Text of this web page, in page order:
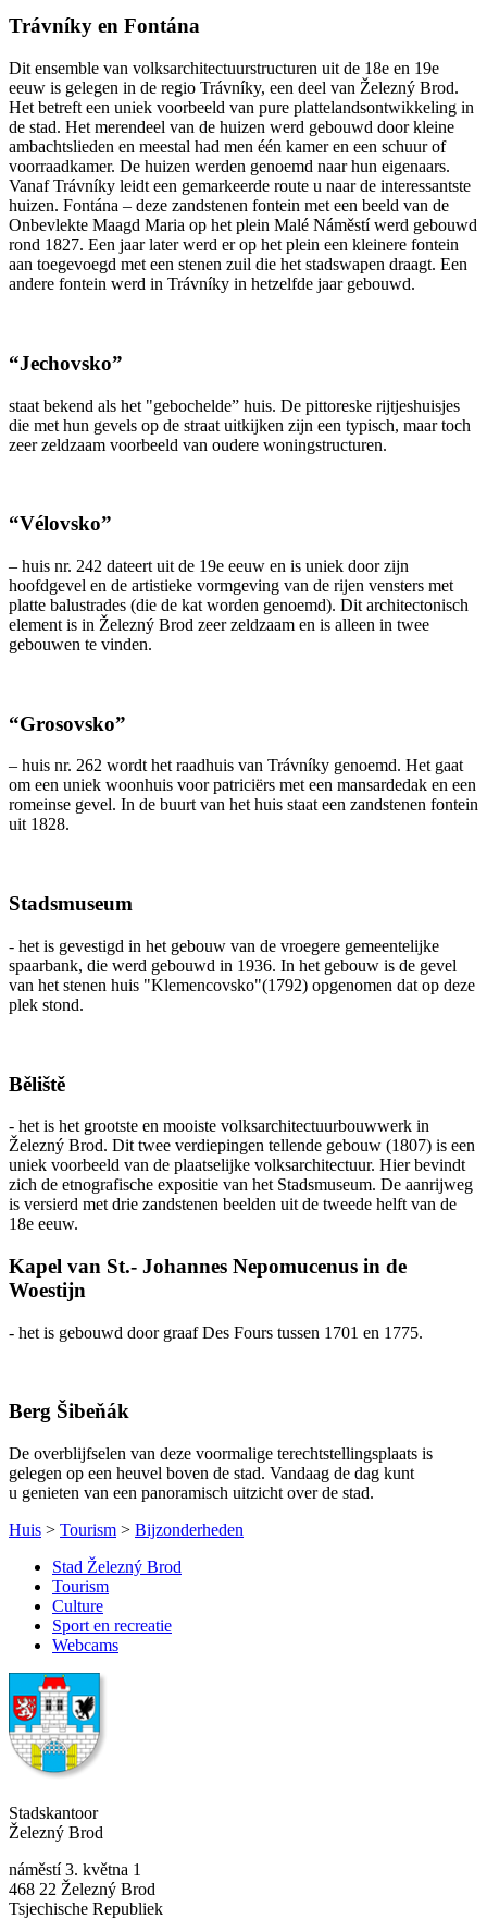
Trávníky en Fontána
Dit ensemble van volksarchitectuurstructuren uit de 18e en 19e
eeuw is gelegen in de regio Trávníky, een deel van Železný Brod.
Het betreft een uniek voorbeeld van pure plattelandsontwikkeling in
de stad. Het merendeel van de huizen werd gebouwd door kleine
ambachtslieden en meestal had men één kamer en een schuur of
voorraadkamer. De huizen werden genoemd naar hun eigenaars.
Vanaf Trávníky leidt een gemarkeerde route u naar de interessantste
huizen. Fontána – deze zandstenen fontein met een beeld van de
Onbevlekte Maagd Maria op het plein Malé Náměstí werd gebouwd
rond 1827. Een jaar later werd er op het plein een kleinere fontein
aan toegevoegd met een stenen zuil die het stadswapen draagt. Een
andere fontein werd in Trávníky in hetzelfde jaar gebouwd.
“Jechovsko”
staat bekend als het "gebochelde” huis. De pittoreske rijtjeshuisjes
die met hun gevels op de straat uitkijken zijn een typisch, maar toch
zeer zeldzaam voorbeeld van oudere woningstructuren.
“Vélovsko”
– huis nr. 242 dateert uit de 19e eeuw en is uniek door zijn
hoofdgevel en de artistieke vormgeving van de rijen vensters met
platte balustrades (die de kat worden genoemd). Dit architectonisch
element is in Železný Brod zeer zeldzaam en is alleen in twee
gebouwen te vinden.
“Grosovsko”
– huis nr. 262 wordt het raadhuis van Trávníky genoemd. Het gaat
om een uniek woonhuis voor patriciërs met een mansardedak en een
romeinse gevel. In de buurt van het huis staat een zandstenen fontein
uit 1828.
Stadsmuseum
- het is gevestigd in het gebouw van de vroegere gemeentelijke
spaarbank, die werd gebouwd in 1936. In het gebouw is de gevel
van het stenen huis "Klemencovsko"(1792) opgenomen dat op deze
plek stond.
Běliště
- het is het grootste en mooiste volksarchitectuurbouwwerk in
Železný Brod. Dit twee verdiepingen tellende gebouw (1807) is een
uniek voorbeeld van de plaatselijke volksarchitectuur. Hier bevindt
zich de etnografische expositie van het Stadsmuseum. De aanrijweg
is versierd met drie zandstenen beelden uit de tweede helft van de
18e eeuw.
Kapel van St.- Johannes Nepomucenus in de
Woestijn
- het is gebouwd door graaf Des Fours tussen 1701 en 1775.
Berg Šibeňák
De overblijfselen van deze voormalige terechtstellingsplaats is
gelegen op een heuvel boven de stad. Vandaag de dag kunt
u genieten van een panoramisch uitzicht over de stad.
Huis > Tourism > Bijzonderheden
Stad Železný Brod
Tourism
Culture
Sport en recreatie
Webcams
Stadskantoor
Železný Brod
náměstí 3. května 1
468 22 Železný Brod
Tsjechische Republiek